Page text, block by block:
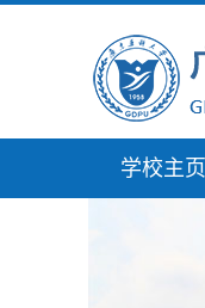
学校主页